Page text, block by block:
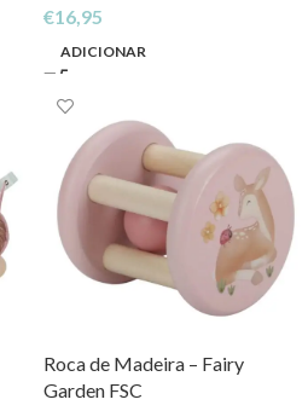
€16,95
ADICIONAR
Roca de Madeira – Fairy
Garden FSC